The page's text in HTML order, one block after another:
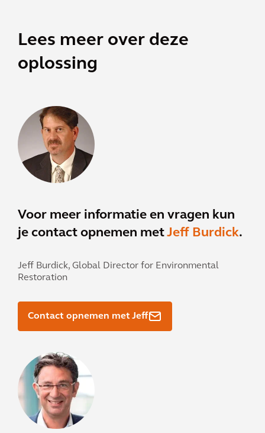
Lees meer over deze
oplossing
Voor meer informatie en vragen kun
je contact opnemen metJeff Burdick.
Jeff Burdick, Global Director for Environmental
Restoration
Contact opnemen met Jeff